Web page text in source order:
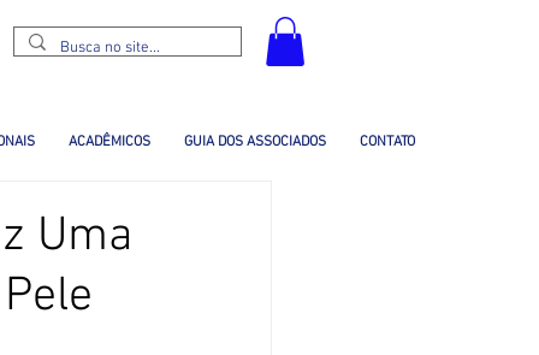
ACADÊMICOS GUIA DOS ASSOCIADOS CONTATO
Uma